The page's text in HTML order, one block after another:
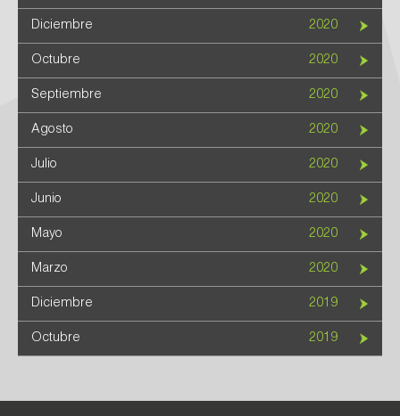
Diciembre 2020
Octubre 2020
Septiembre 2020
Agosto 2020
Julio 2020
Junio 2020
Mayo 2020
Marzo 2020
Diciembre 2019
Octubre 2019